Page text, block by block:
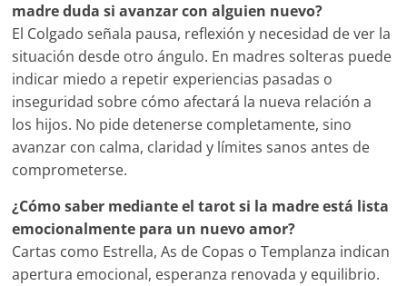
madre duda si avanzar con alguien nuevo?
El Colgado señala pausa, reflexión y necesidad de ver la
situación desde otro ángulo. En madres solteras puede
indicar miedo a repetir experiencias pasadas o
inseguridad sobre cómo afectará la nueva relación a
los hijos. No pide detenerse completamente, sino
avanzar con calma, claridad y límites sanos antes de
comprometerse.
¿Cómo saber mediante el tarot si la madre está lista
emocionalmente para un nuevo amor?
Cartas como Estrella, As de Copas o Templanza indican
apertura emocional, esperanza renovada y equilibrio.